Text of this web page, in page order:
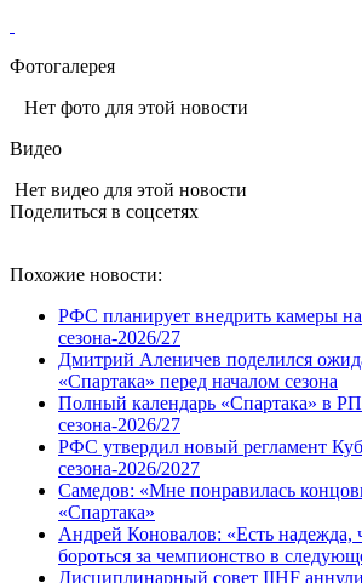
Фотогалерея
Нет фото для этой новости
Видео
Нет видео для этой новости
Поделиться в соцсетях
Похожие новости:
РФС планирует внедрить камеры
сезона-2026/27
Дмитрий Аленичев поделился
«Спартака» перед началом сезона
Полный календарь «Спартака» в
сезона-2026/27
РФС утвердил новый регламент
сезона-2026/2027
Самедов: «Мне понравилась
«Спартака»
Андрей Коновалов: «Есть надежда,
бороться за чемпионство в
Дисциплинарный совет IIHF